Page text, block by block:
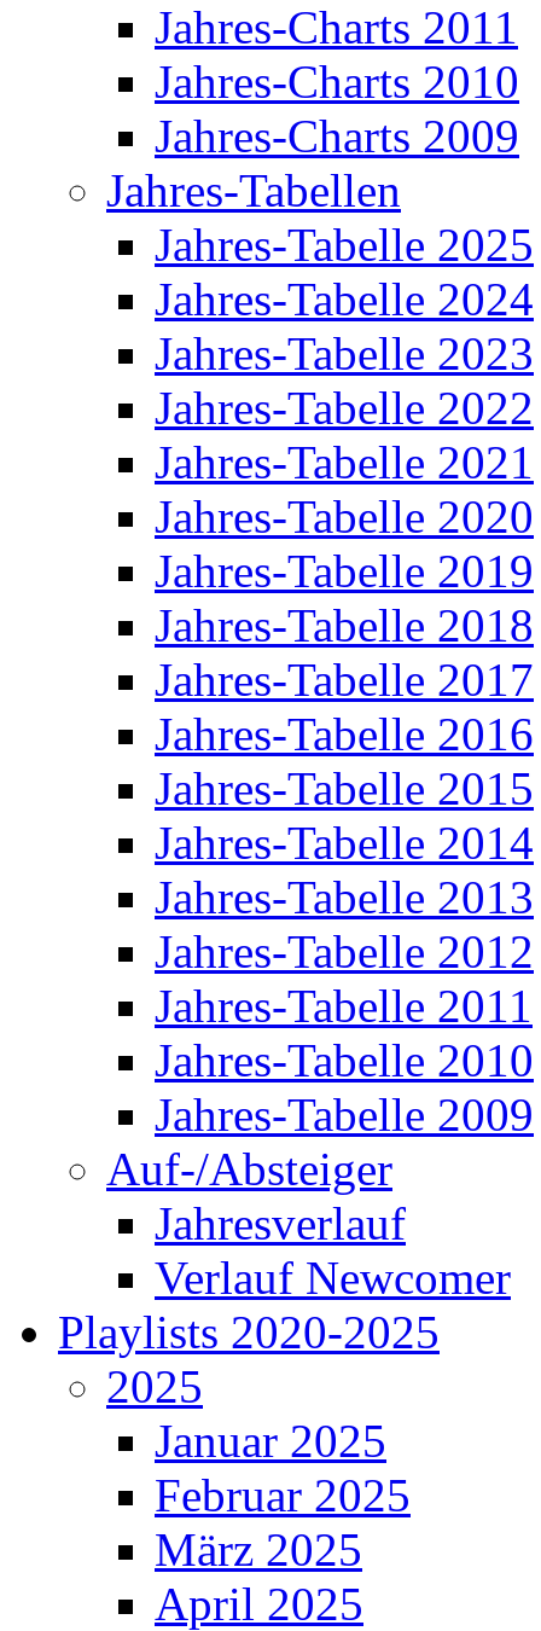
Jahres-Charts 2011
Jahres-Charts 2010
Jahres-Charts 2009
Jahres-Tabellen
Jahres-Tabelle 2025
Jahres-Tabelle 2024
Jahres-Tabelle 2023
Jahres-Tabelle 2022
Jahres-Tabelle 2021
Jahres-Tabelle 2020
Jahres-Tabelle 2019
Jahres-Tabelle 2018
Jahres-Tabelle 2017
Jahres-Tabelle 2016
Jahres-Tabelle 2015
Jahres-Tabelle 2014
Jahres-Tabelle 2013
Jahres-Tabelle 2012
Jahres-Tabelle 2011
Jahres-Tabelle 2010
Jahres-Tabelle 2009
Auf-/Absteiger
Jahresverlauf
Verlauf Newcomer
Playlists 2020-2025
2025
Januar 2025
Februar 2025
März 2025
April 2025